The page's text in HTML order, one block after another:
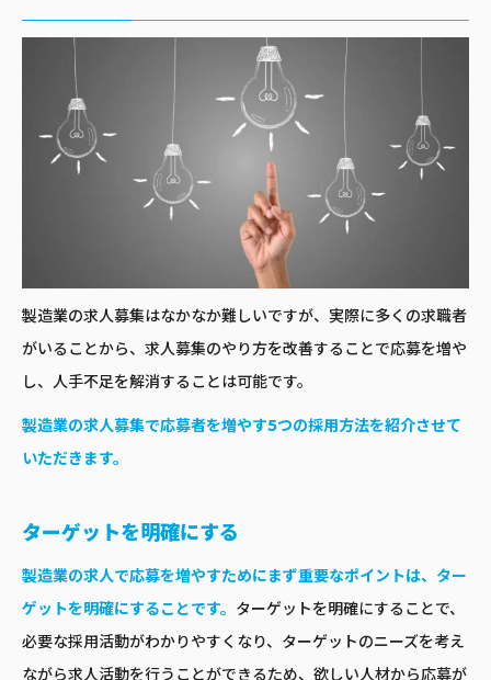
製造業の求人募集はなかなか難しいですが、実際に多くの求職者
がいることから、求人募集のやり方を改善することで応募を増や
し、人手不足を解消することは可能です。
製造業の求人募集で応募者を増やす5つの採用方法を紹介させて
いただきます。
ターゲットを明確にする
製造業の求人で応募を増やすためにまず重要なポイントは、ター
ゲットを明確にすることです。 ターゲットを明確にすることで、
必要な採用活動がわかりやすくなり、ターゲットのニーズを考え
ながら求人活動を行うことができるため、欲しい人材から応募が